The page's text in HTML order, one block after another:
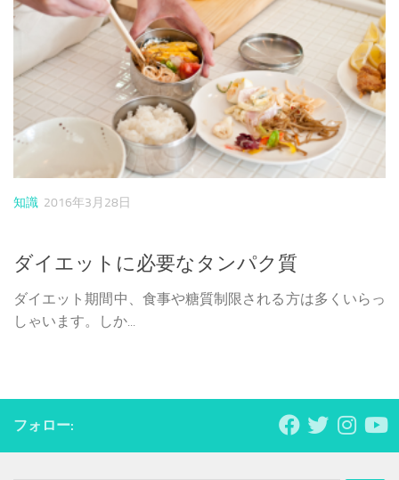
知識 2016年3月28日
ダイエットに必要なタンパク質
ダイエット期間中、食事や糖質制限される方は多くいらっ
しゃいます。しか...
フォロー: